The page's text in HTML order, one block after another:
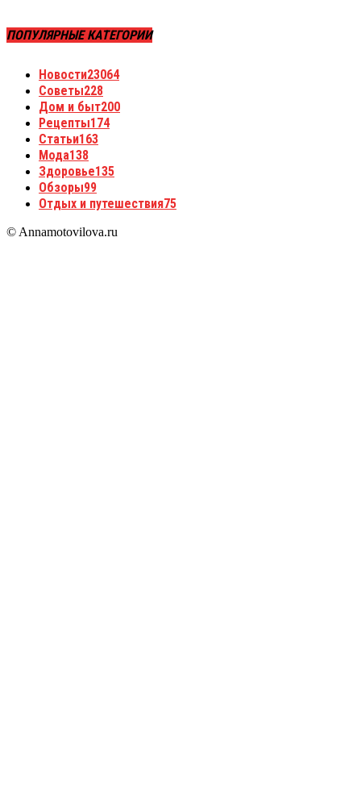
ПОПУЛЯРНЫЕ КАТЕГОРИИ
Новости23064
Советы228
Дом и быт200
Рецепты174
Статьи163
Мода138
Здоровье135
Обзоры99
Отдых и путешествия75
© Annamotovilova.ru